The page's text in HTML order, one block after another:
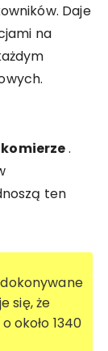
Daje
na
.
ten
się, że
około 1340